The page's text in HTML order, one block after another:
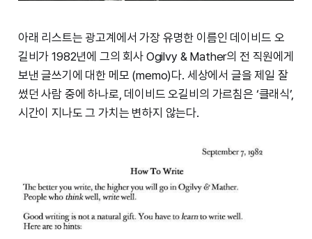
아래 리스트는 광고계에서 가장 유명한 이름인 데이비드 오
길비가 1982년에 그의 회사 Ogilvy & Mather의 전 직원에게
보낸 글쓰기에 대한 메모 (memo)다. 세상에서 글을 제일 잘
썼던 사람 중에 하나로, 데이비드 오길비의 가르침은 ‘클래식’,
시간이 지나도 그 가치는 변하지 않는다.